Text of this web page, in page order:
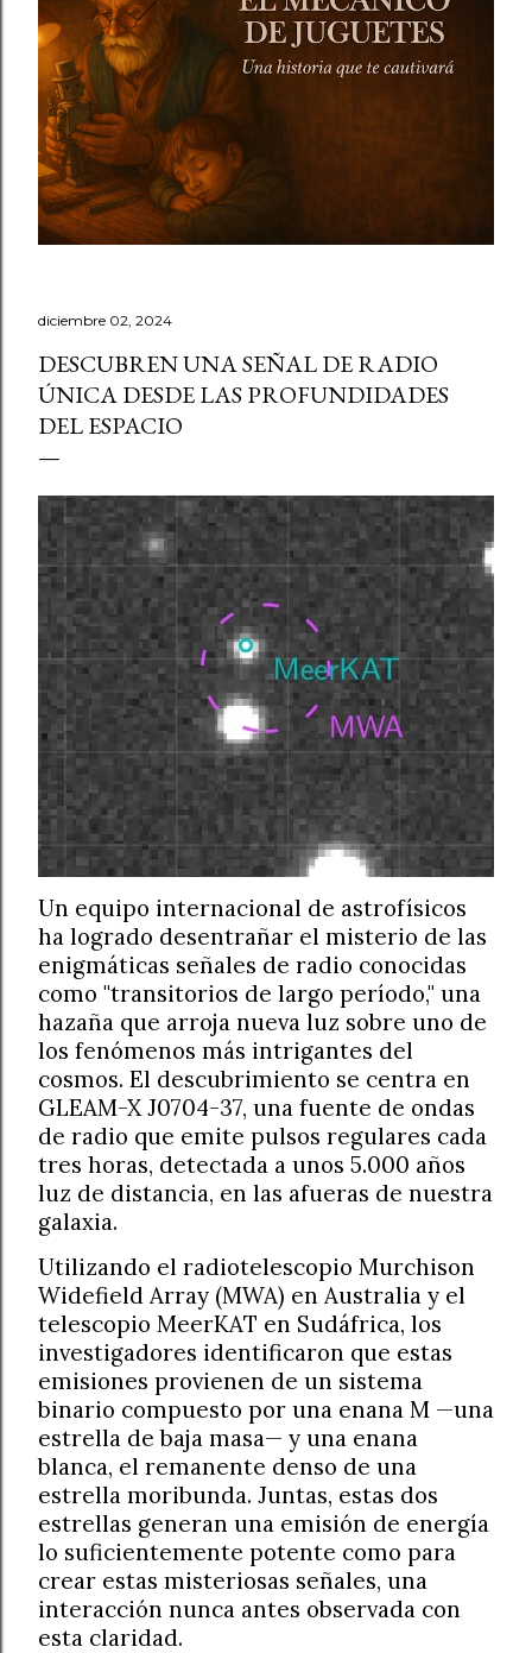
diciembre 02, 2024
DESCUBREN UNA SEÑAL DE RADIO
ÚNICA DESDE LAS PROFUNDIDADES
DEL ESPACIO
Un equipo internacional de astrofísicos
ha logrado desentrañar el misterio de las
enigmáticas señales de radio conocidas
como "transitorios de largo período," una
hazaña que arroja nueva luz sobre uno de
los fenómenos más intrigantes del
cosmos. El descubrimiento se centra en
GLEAM-X J0704-37, una fuente de ondas
de radio que emite pulsos regulares cada
tres horas, detectada a unos 5.000 años
luz de distancia, en las afueras de nuestra
galaxia.
Utilizando el radiotelescopio Murchison
Widefield Array (MWA) en Australia y el
telescopio MeerKAT en Sudáfrica, los
investigadores identificaron que estas
emisiones provienen de un sistema
binario compuesto por una enana M —una
estrella de baja masa— y una enana
blanca, el remanente denso de una
estrella moribunda. Juntas, estas dos
estrellas generan una emisión de energía
lo suficientemente potente como para
crear estas misteriosas señales, una
interacción nunca antes observada con
esta claridad.